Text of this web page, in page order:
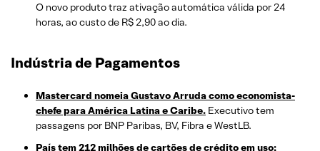
O novo produto traz ativação automática válida por 24
horas, ao custo de R$ 2,90 ao dia.
Indústria de Pagamentos
Mastercard nomeia Gustavo Arruda como economista-
chefe para América Latina e Caribe. Executivo tem
passagens por BNP Paribas, BV, Fibra e WestLB.
País tem 212 milhões de cartões de crédito em uso;